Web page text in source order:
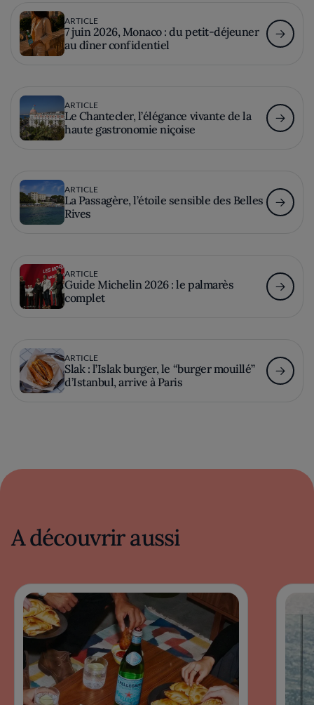
ARTICLE
7 juin 2026, Monaco : du petit-déjeuner
au dîner confidentiel
ARTICLE
Le Chantecler, l’élégance vivante de la
haute gastronomie niçoise
ARTICLE
La Passagère, l’étoile sensible des Belles
Rives
ARTICLE
Guide Michelin 2026 : le palmarès
complet
ARTICLE
Slak : l’Islak burger, le “burger mouillé”
d’Istanbul, arrive à Paris
A découvrir aussi